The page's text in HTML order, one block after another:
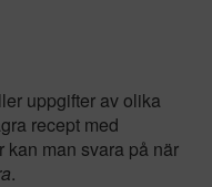
uppgifter av olika
recept med
kan man svara på när
.